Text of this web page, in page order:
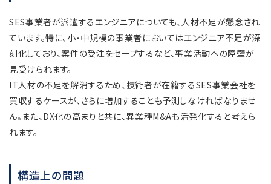
SES事業者が派遣するエンジニアについても、人材不足が懸念され
ています。特に、小・中規模の事業者においてはエンジニア不足が深
刻化しており、案件の受注をセーブするなど、事業活動への障壁が
見受けられます。
IT人材の不足を解消するため、技術者が在籍するSES事業会社を
買収するケースが、さらに増加することも予測しなければなりませ
ん。また、DX化の高まりと共に、異業種M&Aも活発化すると考えら
れます。
構造上の問題